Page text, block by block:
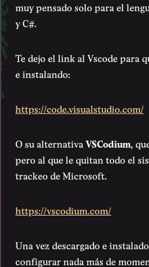
muy pensado solo para el
y C#.
Te dejo el link al Vscode para
e instalando:
https://code.visualstudio.com/
O su alternativa VSCodium ,
pero al que le quitan todo el
trackeo de Microsoft.
https://vscodium.com/
Una vez descargado e
configurar nada más de